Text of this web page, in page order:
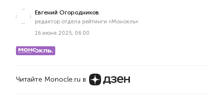
Евгений Огородников
редактор отдела рейтинги «Монокль»
16 июня 2025, 06:00
Читайте Monocle.ru в